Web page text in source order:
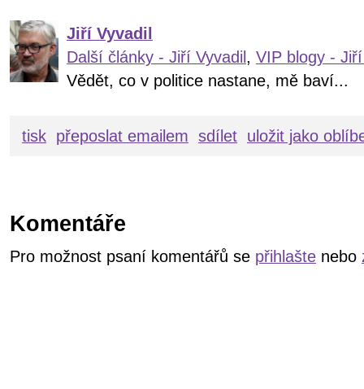
Jiří Vyvadil
Další články - Jiří Vyvadil , VIP blogy -
Vědět, co v politice nastane, mě baví...
tisk přeposlat emailem sdílet uložit jako
Komentáře
Pro možnost psaní komentářů se přihlašte nebo